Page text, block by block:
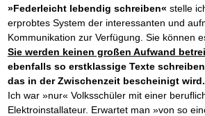
»Federleicht lebendig schreiben« stelle
erprobtes System der interessanten und
Kommunikation zur Verfügung. Sie können
Sie werden keinen großen Aufwand
ebenfalls so erstklassige Texte
das in der Zwischenzeit bescheinigt wird.
Ich war »nur« Volksschüler mit einer
Elektroinstallateur. Erwartet man »von so